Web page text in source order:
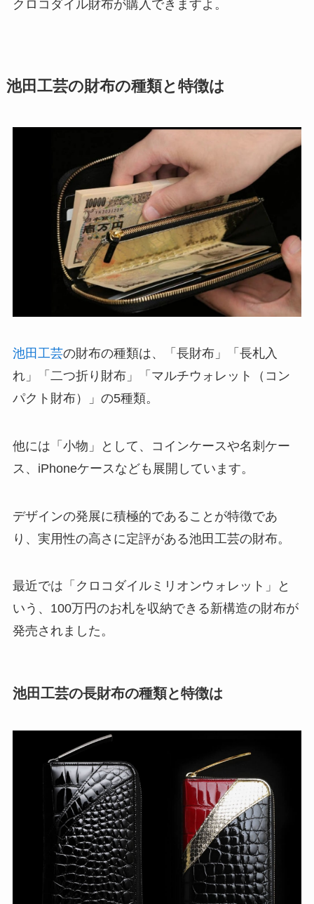
クロコダイル財布が購入できますよ。
池田工芸の財布の種類と特徴は
池田工芸の財布の種類は、「長財布」「長札入
れ」「二つ折り財布」「マルチウォレット（コン
パクト財布）」の5種類。
他には「小物」として、コインケースや名刺ケー
ス、iPhoneケースなども展開しています。
デザインの発展に積極的であることが特徴であ
り、実用性の高さに定評がある池田工芸の財布。
最近では「クロコダイルミリオンウォレット」と
いう、100万円のお札を収納できる新構造の財布が
発売されました。
池田工芸の長財布の種類と特徴は